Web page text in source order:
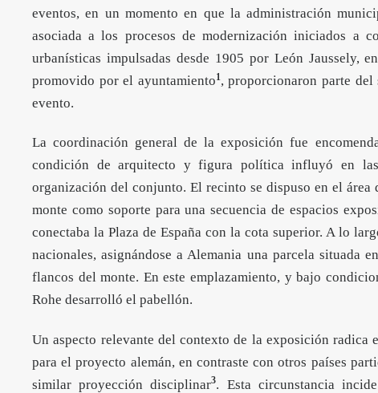
eventos, en un momento en que la administración
asociada a los procesos de modernización iniciados a
urbanísticas impulsadas desde 1905 por León Jaussely,
promovido por el ayuntamiento1, proporcionaron parte del
evento.
La coordinación general de la exposición fue
condición de arquitecto y figura política influyó en
organización del conjunto. El recinto se dispuso en el
monte como soporte para una secuencia de espacios
conectaba la Plaza de España con la cota superior. A lo
nacionales, asignándose a Alemania una parcela situada
flancos del monte. En este emplazamiento, y bajo
Rohe desarrolló el pabellón.
Un aspecto relevante del contexto de la exposición radica
para el proyecto alemán, en contraste con otros países
similar proyección disciplinar3. Esta circunstancia